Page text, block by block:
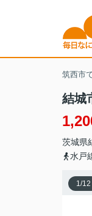
筑西市
結城
茨城県
水戸
1/12